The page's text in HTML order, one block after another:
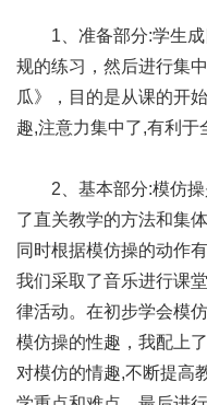
1、准备部分:学生成
规的练习，然后进行集
瓜》，目的是从课的开
趣,注意力集中了,有利于
2、基本部分:模仿操
了直关教学的方法和集
同时根据模仿操的动作
我们采取了音乐进行课
律活动。在初步学会模
模仿操的性趣，我配上
对模仿的情趣,不断提高